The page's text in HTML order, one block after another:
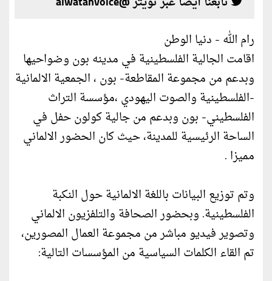
رام الله - دنيا الوطن
اقامت الجالية الفلسطينية في مدينه بون وضواحيها
وبدعم من مجموعة المقاطعة- بون ، الجمعية الالمانية
-الفلسطينية والصوت اليهودي ،مؤسسة التراث
الفلسطيني- بون وبدعم من جالية كولون حفل في
الساحة الرئيسية للمدينة، حيث كان الحضور الالماني
مميزا .
وتم توزيع البيانات باللغة الالمانية حول النكبة
الفلسطينية. وبحضور الصحافة والتلفزيون الالماني
وتصوير فيديو مباشر من مجموعة العمال المصورين،
تم القاء الكلمات السياسية من المؤسسات التالية: